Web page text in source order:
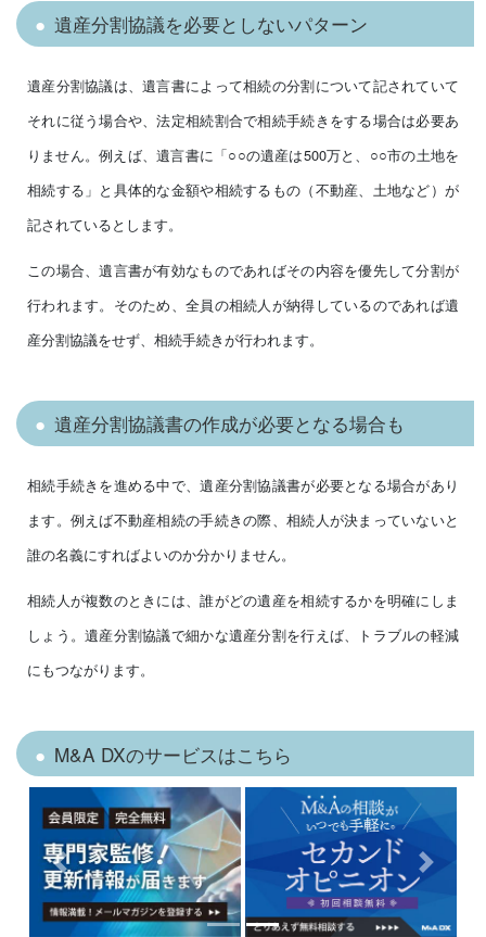
遺産分割協議を必要としないパターン
遺産分割協議は、遺言書によって相続の分割について記されていて
それに従う場合や、法定相続割合で相続手続きをする場合は必要あ
りません。例えば、遺言書に「○○の遺産は500万と、○○市の土地を
相続する」と具体的な金額や相続するもの（不動産、土地など）が
記されているとします。
この場合、遺言書が有効なものであればその内容を優先して分割が
行われます。そのため、全員の相続人が納得しているのであれば遺
産分割協議をせず、相続手続きが行われます。
遺産分割協議書の作成が必要となる場合も
相続手続きを進める中で、遺産分割協議書が必要となる場合があり
ます。例えば不動産相続の手続きの際、相続人が決まっていないと
誰の名義にすればよいのか分かりません。
相続人が複数のときには、誰がどの遺産を相続するかを明確にしま
しょう。遺産分割協議で細かな遺産分割を行えば、トラブルの軽減
にもつながります。
M&A DXのサービスはこちら
Previous Next